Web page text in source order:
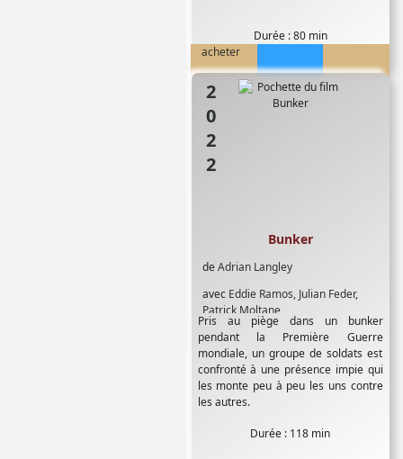
Durée : 80 min
acheter
2022
deAdrian Langley
avec Eddie Ramos, Julian Feder,
Patrick Moltane
Bunker
Pris au piège dans un bunker
pendant la Première Guerre
mondiale, un groupe de soldats est
confronté à une présence impie qui
les monte peu à peu les uns contre
les autres.
Durée : 118 min